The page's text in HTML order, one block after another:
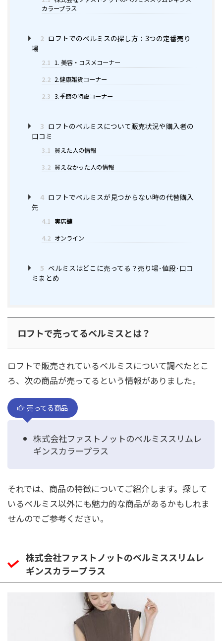
カラープラス
2 ロフトでのベルミスの探し方：3つの定番売り
場
2.1 1. 美容・コスメコーナー
2.2 2.健康雑貨コーナー
2.3 3.季節の特設コーナー
3 ロフトのベルミスについて販売状況や購入者の
口コミ
3.1 買えた人の情報
3.2 買えなかった人の情報
4 ロフトでベルミスが見つからない時の代替購入
先
4.1 実店舗
4.2 オンライン
5 ベルミスはどこに売ってる？売り場･値段･口コ
ミまとめ
ロフトで売ってるベルミスとは？
ロフトで販売されているベルミスについて調べたとこ
ろ、次の商品が売ってるという情報がありました。
売ってる商品
株式会社ファストノットのベルミススリムレ
ギンスカラープラス
それでは、商品の特徴についてご紹介します。探して
いるベルミス以外にも魅力的な商品があるかもしれま
せんのでご参考ください。
株式会社ファストノットのベルミススリムレ
ギンスカラープラス